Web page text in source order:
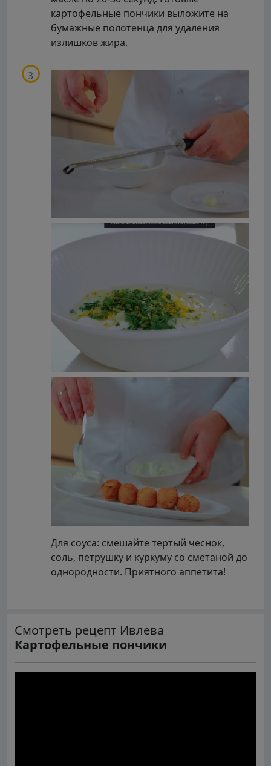
картофельные пончики выложите на
бумажные полотенца для удаления
излишков жира.
Для соуса: смешайте тертый чеснок,
соль, петрушку и куркуму со сметаной до
однородности. Приятного аппетита!
Смотреть рецепт Ивлева
Картофельные пончики